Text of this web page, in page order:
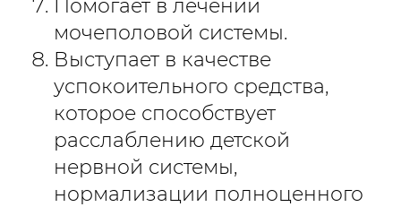
Помогает в лечении
мочеполовой системы.
Выступает в качестве
успокоительного средства,
которое способствует
расслаблению детской
нервной системы,
нормализации полноценного